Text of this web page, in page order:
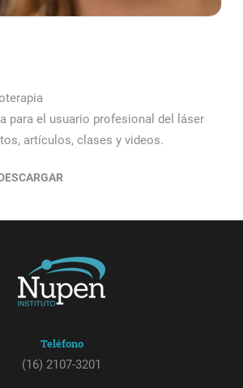
para el usuario profesional del láser
artículos, clases y videos.
Teléfono
(16) 2107-3201